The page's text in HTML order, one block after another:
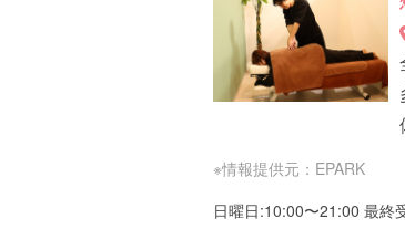
※情報提供元：EPARK
日曜日:10:00〜21:00 最終